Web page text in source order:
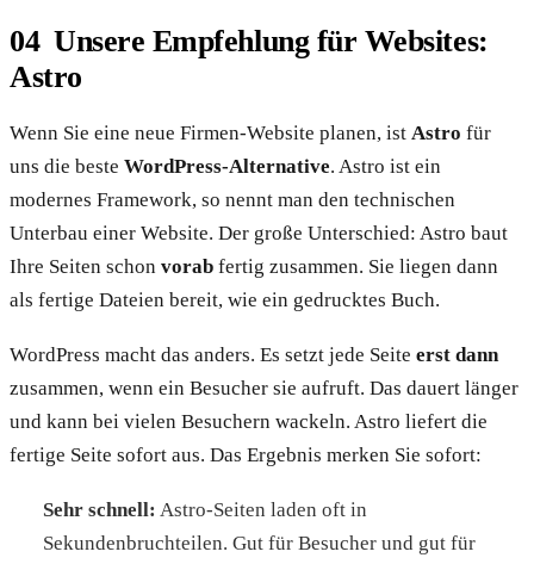
Unsere Empfehlung für Websites:
Astro
Wenn Sie eine neue Firmen-Website planen, ist Astro für
uns die beste WordPress-Alternative. Astro ist ein
modernes Framework, so nennt man den technischen
Unterbau einer Website. Der große Unterschied: Astro baut
Ihre Seiten schon vorab fertig zusammen. Sie liegen dann
als fertige Dateien bereit, wie ein gedrucktes Buch.
WordPress macht das anders. Es setzt jede Seite erst dann
zusammen, wenn ein Besucher sie aufruft. Das dauert länger
und kann bei vielen Besuchern wackeln. Astro liefert die
fertige Seite sofort aus. Das Ergebnis merken Sie sofort:
Sehr schnell: Astro-Seiten laden oft in
Sekundenbruchteilen. Gut für Besucher und gut für